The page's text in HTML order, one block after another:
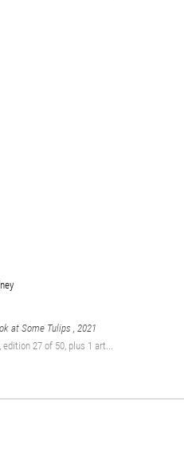
at Some Tulips , 2021
27 of 50, plus 1 art...